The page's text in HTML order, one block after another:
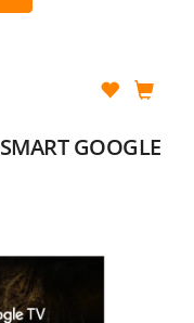
GOOGLE